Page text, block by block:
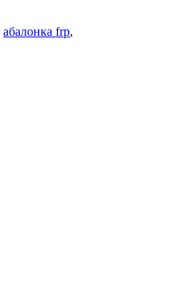
абалонка frp,